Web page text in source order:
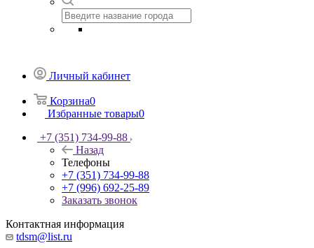
Личный кабинет
Корзина0
Избранные товары0
+7 (351) 734-99-88
Назад
Телефоны
+7 (351) 734-99-88
+7 (996) 692-25-89
Заказать звонок
Контактная информация
tdsm@list.ru